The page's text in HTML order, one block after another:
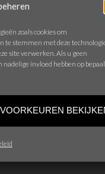
zoals cookies om
te stemmen met deze
site verwerken. Als u geen
invloed hebben op
VOORKEUREN